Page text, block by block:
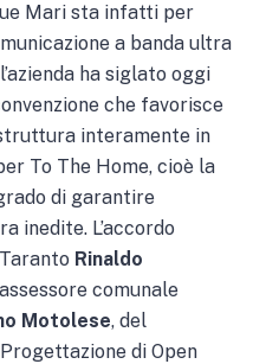
Mari sta infatti per
a banda ultra
ha siglato oggi
che favorisce
interamente in
To The Home, cioè la
di garantire
inedite. L’accordo
Rinaldo
comunale
Motolese, del
di Open